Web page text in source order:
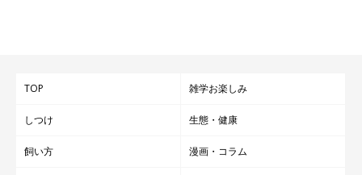
TOP 雑学お楽しみ
しつけ 生態・健康
飼い方 漫画・コラム